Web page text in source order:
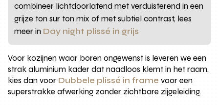
combineer lichtdoorlatend met verduisterend in een
grijze ton sur ton mix of met subtiel contrast, lees
meer in Day night plissé in grijs
Voor kozijnen waar boren ongewenst is leveren we een
strak aluminium kader dat naadloos klemt in het raam,
kies dan voor Dubbele plissé in frame voor een
superstrakke afwerking zonder zichtbare zijgeleiding.